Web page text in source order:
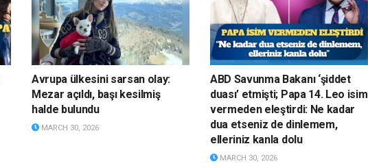
Avrupa ülkesini sarsan olay:
Mezar açıldı, başı kesilmiş
halde bulundu
MARCH 30, 2026
ABD Savunma Bakanı ‘şiddet
duası’ etmişti; Papa 14. Leo isim
vermeden eleştirdi: Ne kadar
dua etseniz de dinlemem,
elleriniz kanla dolu
MARCH 30, 2026